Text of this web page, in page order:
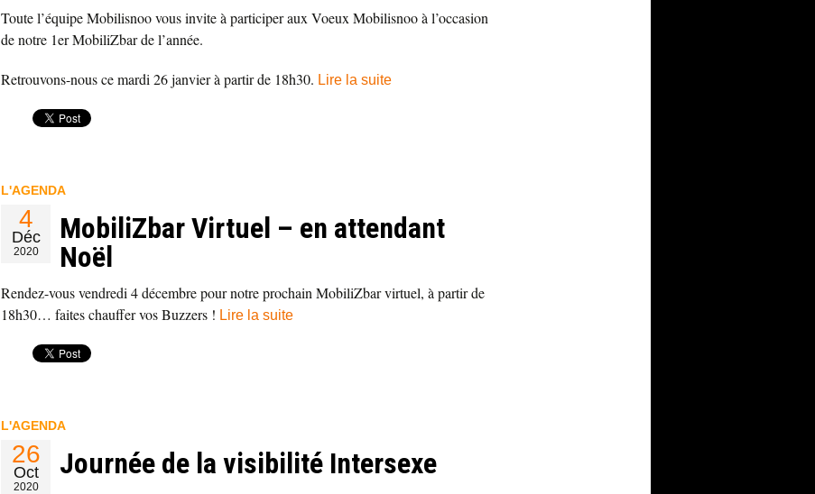
Toute l’équipe Mobilisnoo vous invite à participer aux Voeux Mobilisnoo à l’occasion
de notre 1er MobiliZbar de l’année.
Retrouvons-nous ce mardi 26 janvier à partir de 18h30. Lire la suite
L'AGENDA
4
Déc
2020
MobiliZbar Virtuel – en attendant
Noël
Rendez-vous vendredi 4 décembre pour notre prochain MobiliZbar virtuel, à partir de
18h30… faites chauffer vos Buzzers ! Lire la suite
L'AGENDA
26
Oct
2020
Journée de la visibilité Intersexe